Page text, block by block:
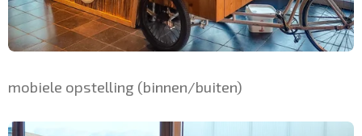
mobiele opstelling (binnen/buiten)